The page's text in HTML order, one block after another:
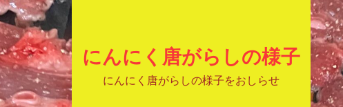
にんにく唐がらしの様子
にんにく唐がらしの様子をおしらせ